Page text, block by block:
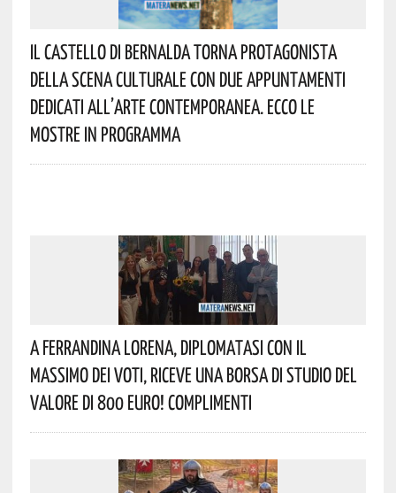
Il Castello Di Bernalda Torna Protagonista
Della Scena Culturale Con Due Appuntamenti
Dedicati All’arte Contemporanea. Ecco Le
Mostre In Programma
A Ferrandina Lorena, Diplomatasi Con Il
Massimo Dei Voti, Riceve Una Borsa Di Studio Del
Valore Di 800 Euro! Complimenti